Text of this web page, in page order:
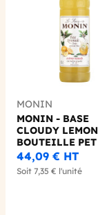
MONIN
MONIN - BASE
CLOUDY
BOUTEILLE PET
44,09 € HT
Soit 7,35 € l'unité